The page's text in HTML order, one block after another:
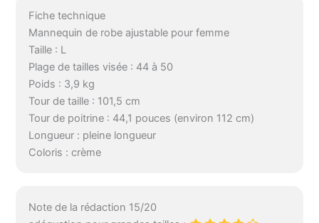
Fiche technique
Mannequin de robe ajustable pour femme
Taille : L
Plage de tailles visée : 44 à 50
Poids : 3,9 kg
Tour de taille : 101,5 cm
Tour de poitrine : 44,1 pouces (environ 112 cm)
Longueur : pleine longueur
Coloris : crème
Note de la rédaction 15/20